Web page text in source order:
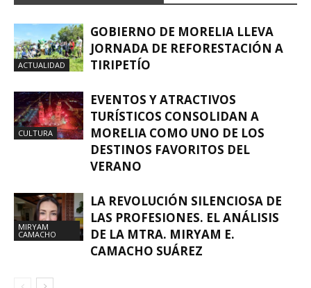
ACTUALIDAD
GOBIERNO DE MORELIA LLEVA
JORNADA DE REFORESTACIÓN A
TIRIPETÍO
CULTURA
EVENTOS Y ATRACTIVOS
TURÍSTICOS CONSOLIDAN A
MORELIA COMO UNO DE LOS
DESTINOS FAVORITOS DEL
VERANO
MIRYAM
CAMACHO
LA REVOLUCIÓN SILENCIOSA DE
LAS PROFESIONES. EL ANÁLISIS
DE LA MTRA. MIRYAM E.
CAMACHO SUÁREZ